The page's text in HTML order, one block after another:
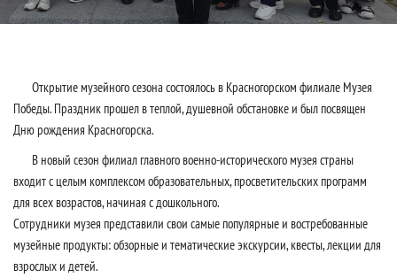
Открытие музейного сезона состоялось в Красногорском филиале Музея
Победы. Праздник прошел в теплой, душевной обстановке и был посвящен
Дню рождения Красногорска.
В новый сезон филиал главного военно-исторического музея страны
входит с целым комплексом образовательных, просветительских программ
для всех возрастов, начиная с дошкольного.
Сотрудники музея представили свои самые популярные и востребованные
музейные продукты: обзорные и тематические экскурсии, квесты, лекции для
взрослых и детей.